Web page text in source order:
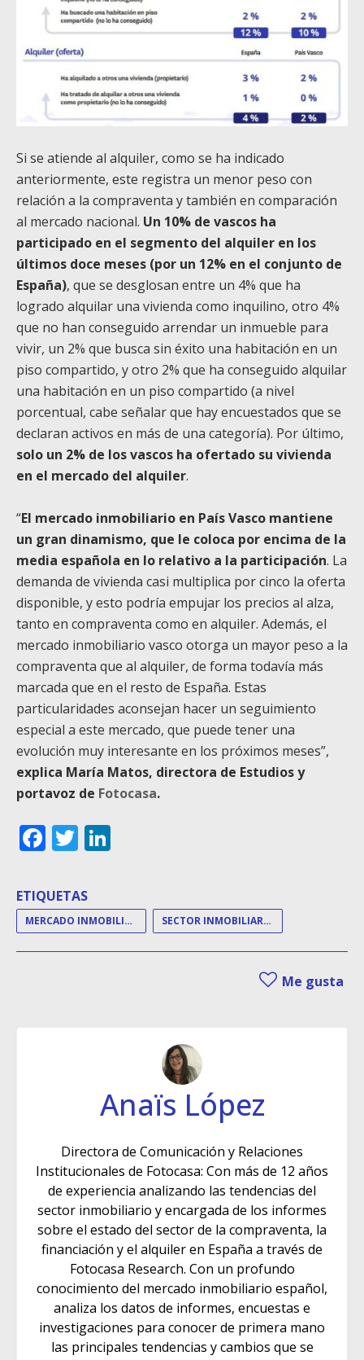
Si se atiende al alquiler, como se ha indicado
anteriormente, este registra un menor peso con
relación a la compraventa y también en comparación
al mercado nacional. Un 10% de vascos ha
participado en el segmento del alquiler en los
últimos doce meses (por un 12% en el conjunto de
España), que se desglosan entre un 4% que ha
logrado alquilar una vivienda como inquilino, otro 4%
que no han conseguido arrendar un inmueble para
vivir, un 2% que busca sin éxito una habitación en un
piso compartido, y otro 2% que ha conseguido alquilar
una habitación en un piso compartido (a nivel
porcentual, cabe señalar que hay encuestados que se
declaran activos en más de una categoría). Por último,
solo un 2% de los vascos ha ofertado su vivienda
en el mercado del alquiler.
“El mercado inmobiliario en País Vasco mantiene
un gran dinamismo, que le coloca por encima de la
media española en lo relativo a la participación. La
demanda de vivienda casi multiplica por cinco la oferta
disponible, y esto podría empujar los precios al alza,
tanto en compraventa como en alquiler. Además, el
mercado inmobiliario vasco otorga un mayor peso a la
compraventa que al alquiler, de forma todavía más
marcada que en el resto de España. Estas
particularidades aconsejan hacer un seguimiento
especial a este mercado, que puede tener una
evolución muy interesante en los próximos meses”,
explica María Matos, directora de Estudios y
portavoz de Fotocasa.
Facebook
Twitter
ETIQUETAS
MERCADO INMOBILIARIO SECTOR INMOBILIARIO
Me gusta
Anaïs López
Directora de Comunicación y Relaciones
Institucionales de Fotocasa: Con más de 12 años
de experiencia analizando las tendencias del
sector inmobiliario y encargada de los informes
sobre el estado del sector de la compraventa, la
financiación y el alquiler en España a través de
Fotocasa Research. Con un profundo
conocimiento del mercado inmobiliario español,
analiza los datos de informes, encuestas e
investigaciones para conocer de primera mano
las principales tendencias y cambios que se